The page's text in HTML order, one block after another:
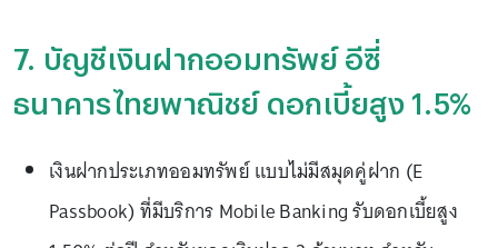
7. บัญชีเงินฝากออมทรัพย์ อีซี่
ธนาคารไทยพาณิชย์ ดอกเบี้ยสูง 1.5%
เงินฝากประเภทออมทรัพย์ แบบไม่มีสมุดคู่ฝาก (E
Passbook) ที่มีบริการ Mobile Banking รับดอกเบี้ยสูง